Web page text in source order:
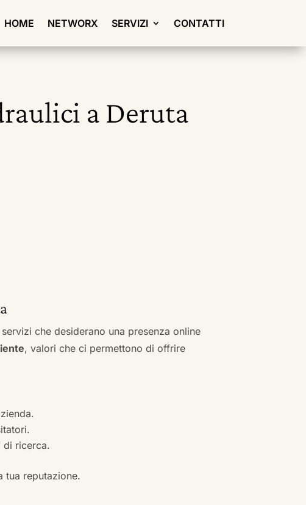
HOME NETWORX SERVIZI CONTATTI
a Deruta
che desiderano una presenza online
, valori che ci permettono di offrire
di ricerca.
tua reputazione.